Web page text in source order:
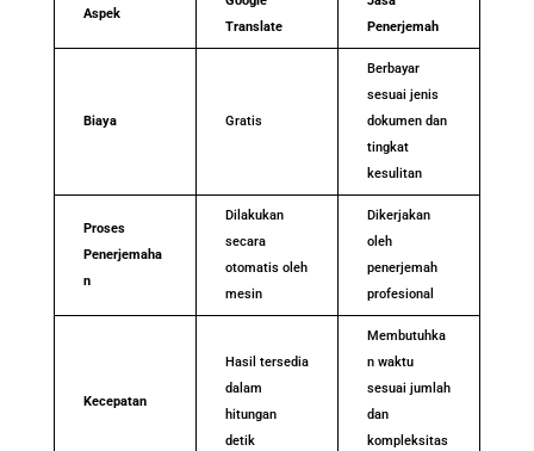
Aspek
Translate
Penerjemah
Biaya Gratis
Berbayar
sesuai jenis
dokumen dan
tingkat
kesulitan
Proses
Penerjemaha
n
Dilakukan
secara
otomatis oleh
mesin
Dikerjakan
oleh
penerjemah
profesional
Kecepatan
Hasil tersedia
dalam
hitungan
detik
Membutuhka
n waktu
sesuai jumlah
dan
kompleksitas